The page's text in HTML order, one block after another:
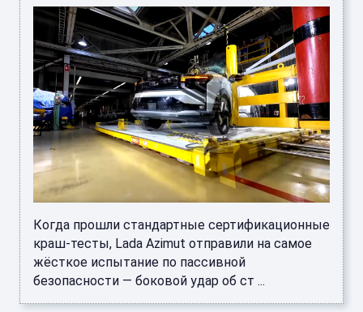
Когда прошли стандартные сертификационные
краш-тесты, Lada Azimut отправили на самое
жёсткое испытание по пассивной
безопасности — боковой удар об ст ...